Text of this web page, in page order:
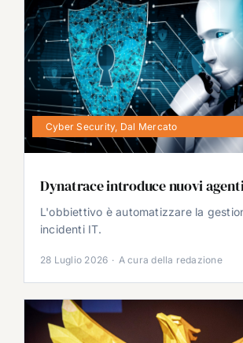
Cyber Security, Dal Mercato
Dynatrace introduce nuovi
L'obbiettivo è automatizzare la
incidenti IT.
28 Luglio 2026 · A cura della redazione